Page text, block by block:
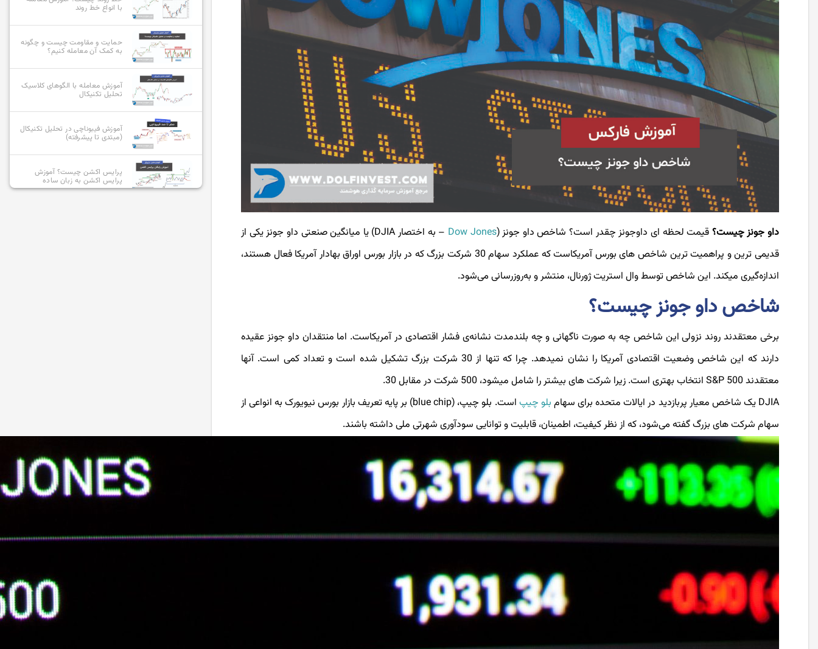
داو جونزچیست؟ قیمت لحظه ای داوجونز چقدر است؟ شاخص داو جونز (Dow Jones
– به اختصار DJIA) یا میانگین صنعتی داو جونز یکی از
قدیمی ترین و پراهمیت ترین شاخص های بورس آمریکاست که عملکرد سهام 30 شرکت بزرگ که در بازار بورس اوراق بهادار آمریکا فعال هستند،
اندازه‌گیری میکند. این شاخص توسط وال استریت ژورنال، منتشر و به‌روزرسانی می‌شود.
شاخص داو جونز چیست؟
برخی معتقدند روند نزولی این شاخص چه به صورت ناگهانی و چه بلندمدت نشانه‌ی فشار اقتصادی در آمریکاست. اما منتقدان داو جونز عقیده
دارند که این شاخص وضعیت اقتصادی آمریکا را نشان نمیدهد. چرا که تنها از 30 شرکت بزرگ تشکیل شده است و تعداد کمی است. آنها
معتقدند S&P 500 انتخاب بهتری است. زیرا شرکت های بیشتر را شامل میشود، 500 شرکت در مقابل 30.
DJIA یک شاخص معیار پربازدید در ایالات متحده برای سهام
بلو چیپ است. بلو چیپ، (blue chip) بر پایه تعریف بازار بورس نیویورک به انواعی از
سهام شرکت های بزرگ گفته می‌شود، که از نظر کیفیت، اطمینان، قابلیت و توانایی سودآوری شهرتی ملی داشته باشند.
با انواع خط روند
حمایت و مقاومت چیست و چگونه
به کمک آن معامله کنیم؟
آموزش معامله با الگوهای کلاسیک
تحلیل تکنیکال
آموزش فیبوناچی در تحلیل تکنیکال
(مبتدی تا پیشرفته)
پرایس اکشن چیست؟ آموزش
پرایس اکشن به زبان ساده
سبک نئوویو
آموزش الگوهای هارمونیک پیشرفته